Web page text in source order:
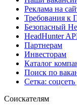
Реклама на
Требования к
Безопасный
HeadHunter
Партнерам
Инвесторам
Каталог
Поиск по
Сетка:
Соискателям